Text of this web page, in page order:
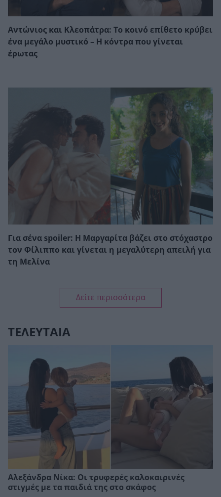
Αντώνιος και Κλεοπάτρα: Το κοινό επίθετο κρύβει
ένα μεγάλο μυστικό – Η κόντρα που γίνεται
έρωτας
Για σένα spoiler: Η Μαργαρίτα βάζει στο στόχαστρο
τον Φίλιππο και γίνεται η μεγαλύτερη απειλή για
τη Μελίνα
Δείτε περισσότερα
ΤΕΛΕΥΤΑΙΑ
Αλεξάνδρα Νίκα: Οι τρυφερές καλοκαιρινές
στιγμές με τα παιδιά της στο σκάφος